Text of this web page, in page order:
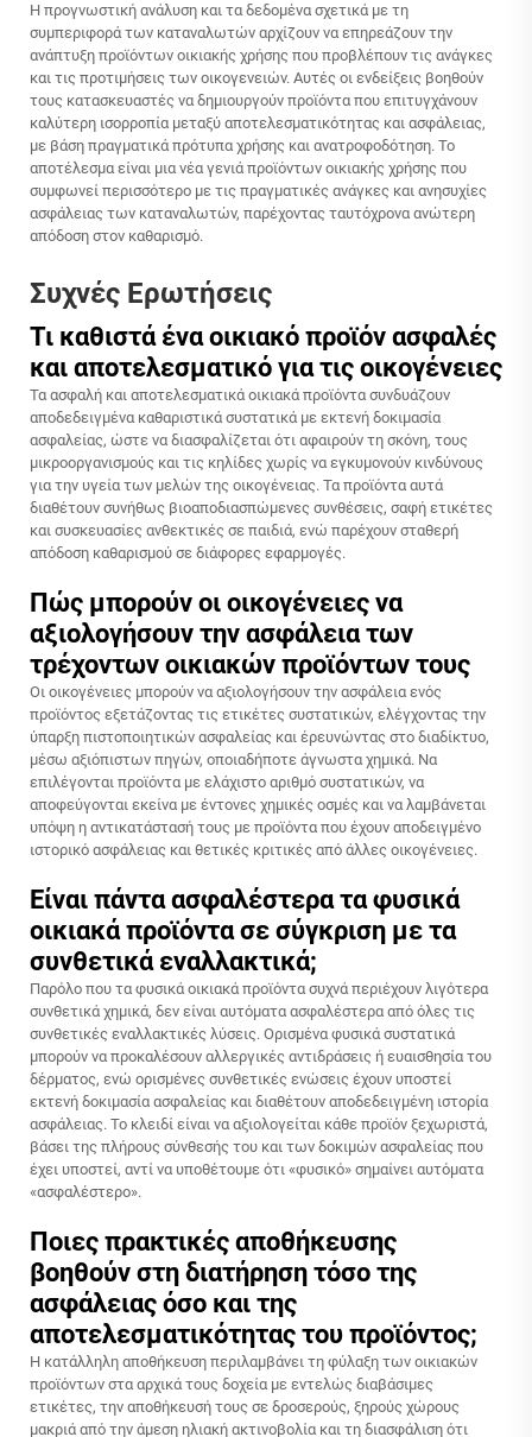
Η προγνωστική ανάλυση και τα δεδομένα σχετικά με τη
συμπεριφορά των καταναλωτών αρχίζουν να επηρεάζουν την
ανάπτυξη προϊόντων οικιακής χρήσης που προβλέπουν τις ανάγκες
και τις προτιμήσεις των οικογενειών. Αυτές οι ενδείξεις βοηθούν
τους κατασκευαστές να δημιουργούν προϊόντα που επιτυγχάνουν
καλύτερη ισορροπία μεταξύ αποτελεσματικότητας και ασφάλειας,
με βάση πραγματικά πρότυπα χρήσης και ανατροφοδότηση. Το
αποτέλεσμα είναι μια νέα γενιά προϊόντων οικιακής χρήσης που
συμφωνεί περισσότερο με τις πραγματικές ανάγκες και ανησυχίες
ασφάλειας των καταναλωτών, παρέχοντας ταυτόχρονα ανώτερη
απόδοση στον καθαρισμό.
Συχνές Ερωτήσεις
Τι καθιστά ένα οικιακό προϊόν ασφαλές
και αποτελεσματικό για τις οικογένειες
Τα ασφαλή και αποτελεσματικά οικιακά προϊόντα συνδυάζουν
αποδεδειγμένα καθαριστικά συστατικά με εκτενή δοκιμασία
ασφαλείας, ώστε να διασφαλίζεται ότι αφαιρούν τη σκόνη, τους
μικροοργανισμούς και τις κηλίδες χωρίς να εγκυμονούν κινδύνους
για την υγεία των μελών της οικογένειας. Τα προϊόντα αυτά
διαθέτουν συνήθως βιοαποδιασπώμενες συνθέσεις, σαφή ετικέτες
και συσκευασίες ανθεκτικές σε παιδιά, ενώ παρέχουν σταθερή
απόδοση καθαρισμού σε διάφορες εφαρμογές.
Πώς μπορούν οι οικογένειες να
αξιολογήσουν την ασφάλεια των
τρέχοντων οικιακών προϊόντων τους
Οι οικογένειες μπορούν να αξιολογήσουν την ασφάλεια ενός
προϊόντος εξετάζοντας τις ετικέτες συστατικών, ελέγχοντας την
ύπαρξη πιστοποιητικών ασφαλείας και έρευνώντας στο διαδίκτυο,
μέσω αξιόπιστων πηγών, οποιαδήποτε άγνωστα χημικά. Να
επιλέγονται προϊόντα με ελάχιστο αριθμό συστατικών, να
αποφεύγονται εκείνα με έντονες χημικές οσμές και να λαμβάνεται
υπόψη η αντικατάστασή τους με προϊόντα που έχουν αποδειγμένο
ιστορικό ασφάλειας και θετικές κριτικές από άλλες οικογένειες.
Είναι πάντα ασφαλέστερα τα φυσικά
οικιακά προϊόντα σε σύγκριση με τα
συνθετικά εναλλακτικά;
Παρόλο που τα φυσικά οικιακά προϊόντα συχνά περιέχουν λιγότερα
συνθετικά χημικά, δεν είναι αυτόματα ασφαλέστερα από όλες τις
συνθετικές εναλλακτικές λύσεις. Ορισμένα φυσικά συστατικά
μπορούν να προκαλέσουν αλλεργικές αντιδράσεις ή ευαισθησία του
δέρματος, ενώ ορισμένες συνθετικές ενώσεις έχουν υποστεί
εκτενή δοκιμασία ασφαλείας και διαθέτουν αποδεδειγμένη ιστορία
ασφάλειας. Το κλειδί είναι να αξιολογείται κάθε προϊόν ξεχωριστά,
βάσει της πλήρους σύνθεσής του και των δοκιμών ασφαλείας που
έχει υποστεί, αντί να υποθέτουμε ότι «φυσικό» σημαίνει αυτόματα
«ασφαλέστερο».
Ποιες πρακτικές αποθήκευσης
βοηθούν στη διατήρηση τόσο της
ασφάλειας όσο και της
αποτελεσματικότητας του προϊόντος;
Η κατάλληλη αποθήκευση περιλαμβάνει τη φύλαξη των οικιακών
προϊόντων στα αρχικά τους δοχεία με εντελώς διαβάσιμες
ετικέτες, την αποθήκευσή τους σε δροσερούς, ξηρούς χώρους
μακριά από την άμεση ηλιακή ακτινοβολία και τη διασφάλιση ότι